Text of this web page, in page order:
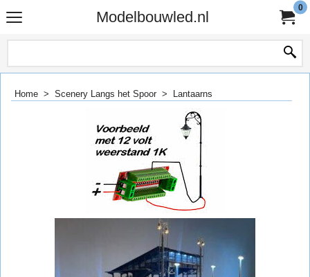
Modelbouwled.nl
0
Home > Scenery Langs het Spoor > Lantaarns